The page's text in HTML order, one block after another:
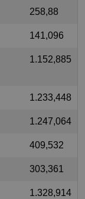
258,88
141,096
1.152,885
1.233,448
1.247,064
409,532
303,361
1.328,914